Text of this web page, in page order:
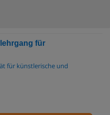
für
für künstlerische und